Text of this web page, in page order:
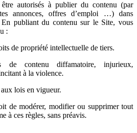
autorisés à publier du contenu (par
annonces, offres d’emploi …) dans
En publiant du contenu sur le Site, vous
:
de propriété intellectuelle de tiers.
de contenu diffamatoire, injurieux,
à la violence.
lois en vigueur.
de modérer, modifier ou supprimer tout
à ces règles, sans préavis.